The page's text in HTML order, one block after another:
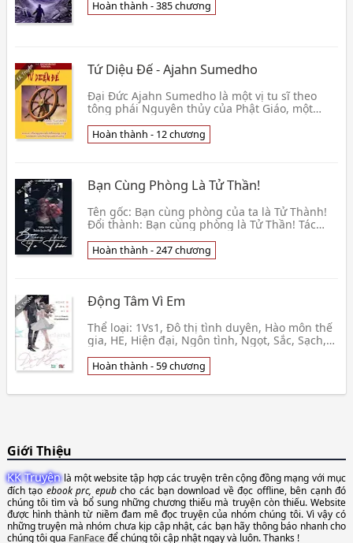
Hoàn thành - 385 chương
Tứ Diệu Đế - Ajahn Sumedho
Đại Đức Ajahn Sumedho là một vị tu sĩ theo
tông phái Nguyên thủy của Phật Giáo, một
Đông Nam á. Tr👦 Ajahn Sumedho
Hoàn thành - 12 chương
Bạn Cùng Phòng Là Tử Thần!
Tên gốc: Bạn cùng phòng của ta là Tử Thành!
Đổi thành: Bạn cùng phòng là Tử Thần! Tác
đại, li👦 Thỉnh Quân Mạc Tiếu
Hoàn thành - 247 chương
Động Tâm Vì Em
Thể loại: 1Vs1, Đô thị tình duyên, Hào môn thế
gia, HE, Hiện đại, Ngôn tình, Ngọt, Sắc, Sạch,
Desig👦 Nghê Đa Hỉ
Hoàn thành - 59 chương
Giới Thiệu
KK Truyệnlà một website tập hợp các truyện trên cộng đồng mạng với mục
đích tạoebook prc, epubcho các bạn download về đọc offline, bên cạnh đó
chúng tôi tìm và bổ sung những chương thiếu mà truyện còn thiếu. Website
được hình thành từ niềm đam mê đọc truyện của nhóm chúng tôi. Vì vậy có
những truyện mà nhóm chưa kịp cập nhật, các bạn hãy thông báo nhanh cho
chúng tôi qua FanFaceđể chúng tôi cập nhật ngay và luôn. Thanks !